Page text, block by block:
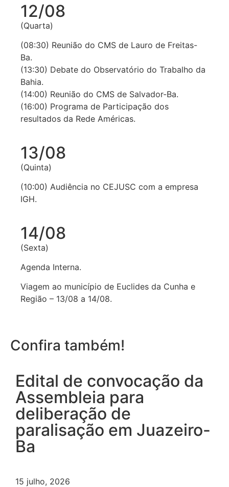
12/08
(Quarta)
(08:30) Reunião do CMS de Lauro de Freitas-
Ba.
(13:30) Debate do Observatório do Trabalho da
Bahia.
(14:00) Reunião do CMS de Salvador-Ba.
(16:00) Programa de Participação dos
resultados da Rede Américas.
13/08
(Quinta)
(10:00) Audiência no CEJUSC com a empresa
IGH.
14/08
(Sexta)
Agenda Interna.
Viagem ao município de Euclides da Cunha e
Região – 13/08 a 14/08.
Confira também!
Edital de convocação da
Assembleia para
deliberação de
paralisação em Juazeiro-
Ba
15 julho, 2026